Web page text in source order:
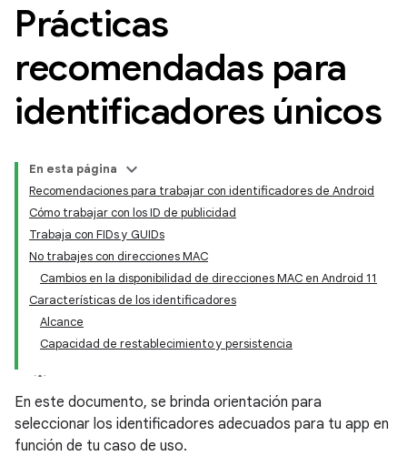
Prácticas
recomendadas para
identificadores únicos
En esta página
Recomendaciones para trabajar con identificadores de Android
Cómo trabajar con los ID de publicidad
Trabaja con FIDs y GUIDs
No trabajes con direcciones MAC
Cambios en la disponibilidad de direcciones MAC en Android 11
Características de los identificadores
Alcance
Capacidad de restablecimiento y persistencia
En este documento, se brinda orientación para
seleccionar los identificadores adecuados para tu app en
función de tu caso de uso.